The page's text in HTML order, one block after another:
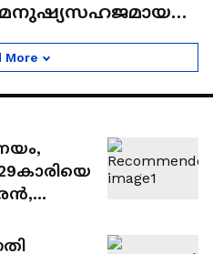
മനുഷ്യസഹജമായ
More